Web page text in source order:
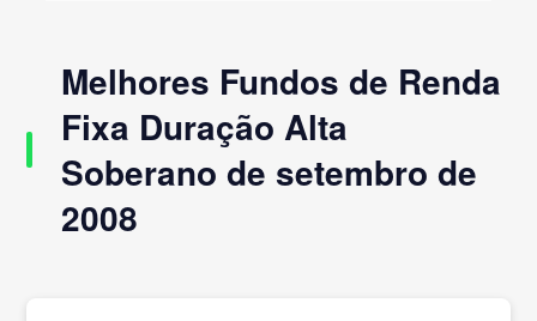
Melhores Fundos de Renda
Fixa Duração Alta
Soberano de setembro de
2008